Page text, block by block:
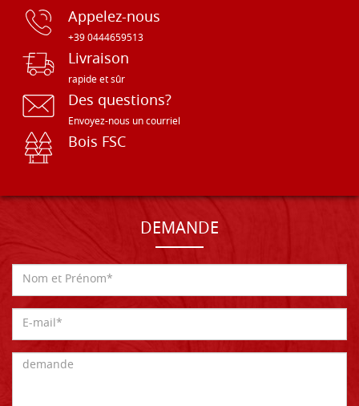
Appelez-nous
+39 0444659513
Livraison
rapide et sûr
Des questions?
Envoyez-nous un courriel
Bois FSC
DEMANDE